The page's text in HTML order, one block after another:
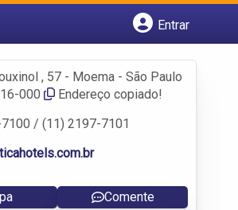
Entrar
, 57 - Moema - São Paulo
000
Endereço copiado!
/ (11) 2197-7101
Comente